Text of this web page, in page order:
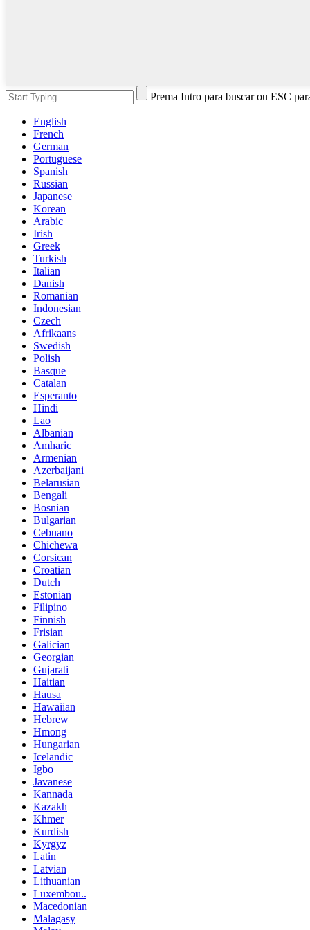
Prema Intro para buscar ou ESC
English
French
German
Portuguese
Spanish
Russian
Japanese
Korean
Arabic
Irish
Greek
Turkish
Italian
Danish
Romanian
Indonesian
Czech
Afrikaans
Swedish
Polish
Basque
Catalan
Esperanto
Hindi
Lao
Albanian
Amharic
Armenian
Azerbaijani
Belarusian
Bengali
Bosnian
Bulgarian
Cebuano
Chichewa
Corsican
Croatian
Dutch
Estonian
Filipino
Finnish
Frisian
Galician
Georgian
Gujarati
Haitian
Hausa
Hawaiian
Hebrew
Hmong
Hungarian
Icelandic
Igbo
Javanese
Kannada
Kazakh
Khmer
Kurdish
Kyrgyz
Latin
Latvian
Lithuanian
Luxembou..
Macedonian
Malagasy